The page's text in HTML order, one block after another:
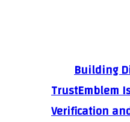
Building
TrustEmblem
Verification